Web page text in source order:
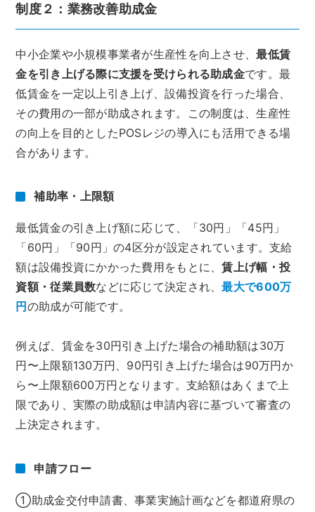
制度２：業務改善助成金
中小企業や小規模事業者が生産性を向上させ、最低賃
金を引き上げる際に支援を受けられる助成金です。最
低賃金を一定以上引き上げ、設備投資を行った場合、
その費用の一部が助成されます。この制度は、生産性
の向上を目的としたPOSレジの導入にも活用できる場
合があります。
補助率・上限額
最低賃金の引き上げ額に応じて、「30円」「45円」
「60円」「90円」の4区分が設定されています。支給
額は設備投資にかかった費用をもとに、賃上げ幅・投
資額・従業員数などに応じて決定され、最大で600万
円 の助成が可能です。
例えば、賃金を30円引き上げた場合の補助額は30万
円〜上限額130万円、90円引き上げた場合は90万円か
ら〜上限額600万円となります。支給額はあくまで上
限であり、実際の助成額は申請内容に基づいて審査の
上決定されます。
申請フロー
①助成金交付申請書、事業実施計画などを都道府県の